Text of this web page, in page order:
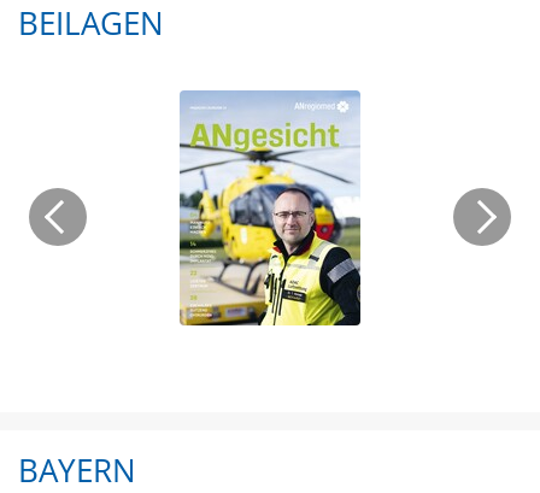
BEILAGEN
BAYERN